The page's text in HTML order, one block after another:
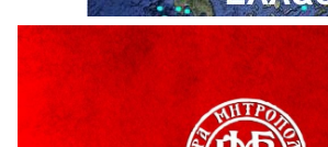
5 Αυγούστου 2026
Ευχαριστήριο Εκπολιτιστικού Συλλόγου
Παρασχάκη Αθανάσιο
Διακοπή υδροδότησης του Α΄ κλάδου